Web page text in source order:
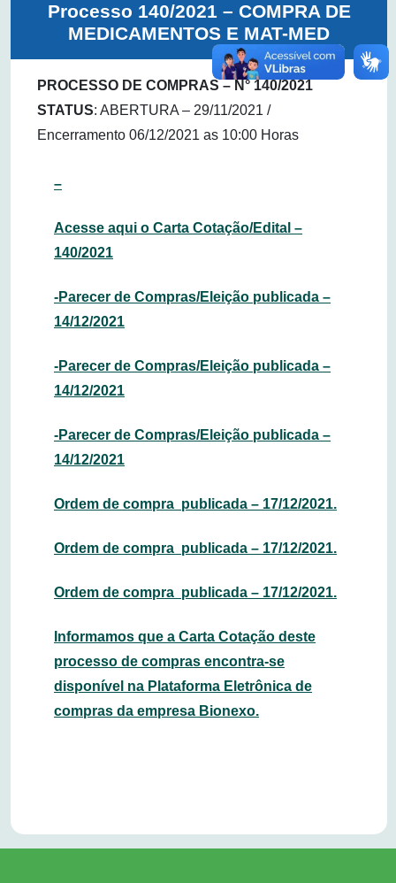
Processo 140/2021 – COMPRA DE
MEDICAMENTOS E MAT-MED
PROCESSO DE COMPRAS – N° 140/2021
STATUS: ABERTURA – 29/11/2021 /
Encerramento 06/12/2021 as 10:00 Horas
–
Acesse aqui o Carta Cotação/Edital –
140/2021
-Parecer de Compras/Eleição publicada –
14/12/2021
-Parecer de Compras/Eleição publicada –
14/12/2021
-Parecer de Compras/Eleição publicada –
14/12/2021
Ordem de compra publicada – 17/12/2021.
Ordem de compra publicada – 17/12/2021.
Ordem de compra publicada – 17/12/2021.
Informamos que a Carta Cotação deste
processo de compras encontra-se
disponível na Plataforma Eletrônica de
compras da empresa Bionexo.